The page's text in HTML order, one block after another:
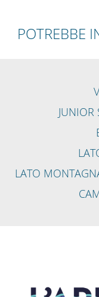
POTREBBE
JUNIOR
LATO